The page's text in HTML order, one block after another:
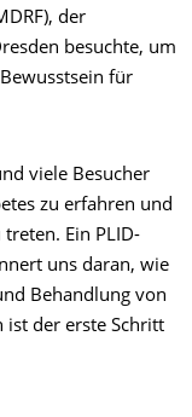
der
besuchte, um
für
viele Besucher
zu erfahren und
Ein PLID-
uns daran, wie
Behandlung von
ist der erste Schritt